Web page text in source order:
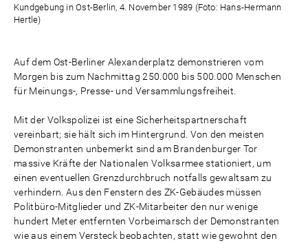
Kundgebung in Ost-Berlin, 4. November 1989 (Foto: Hans-Hermann
Hertle)
Auf dem Ost-Berliner Alexanderplatz demonstrieren vom
Morgen bis zum Nachmittag 250.000 bis 500.000 Menschen
für Meinungs-, Presse- und Versammlungsfreiheit.
Mit der Volkspolizei ist eine Sicherheitspartnerschaft
vereinbart; sie hält sich im Hintergrund. Von den meisten
Demonstranten unbemerkt sind am Brandenburger Tor
massive Kräfte der Nationalen Volksarmee stationiert, um
einen eventuellen Grenzdurchbruch notfalls gewaltsam zu
verhindern. Aus den Fenstern des ZK-Gebäudes müssen
Politbüro-Mitglieder und ZK-Mitarbeiter den nur wenige
hundert Meter entfernten Vorbeimarsch der Demonstranten
wie aus einem Versteck beobachten, statt wie gewohnt den